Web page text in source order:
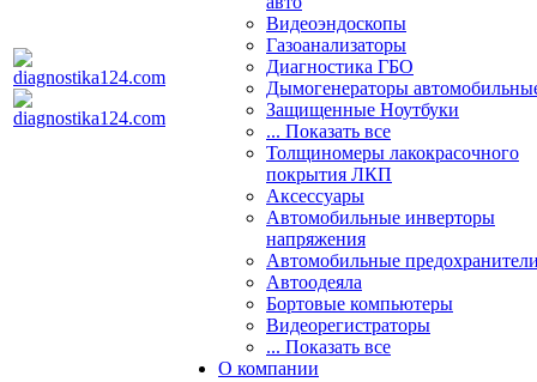
Видеоэндоскопы
Газоанализаторы
Диагностика ГБО
Дымогенераторы
Защищенные Ноутбуки
... Показать все
Толщиномеры лакокрасочного
покрытия ЛКП
Аксессуары
Автомобильные инверторы
напряжения
Автомобильные
Автоодеяла
Бортовые компьютеры
Видеорегистраторы
... Показать все
О компании